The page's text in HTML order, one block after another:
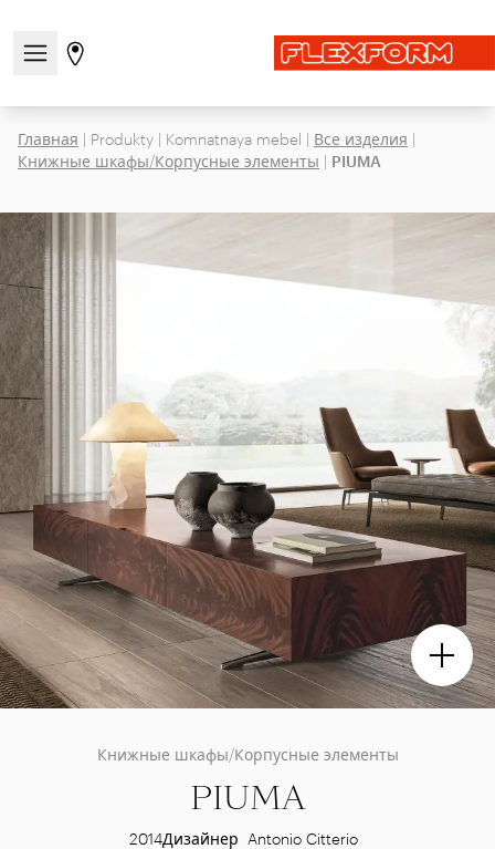
Открыть/закрыть меню навигации
Перейти на страницу магазинов
Главная | Produkty | Komnatnaya mebel | Все изделия |
Книжные шкафы/Корпусные элементы | PIUMA
Книжные шкафы/Корпусные элементы
PIUMA
2014Дизайнер Antonio Citterio